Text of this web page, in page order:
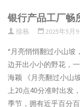
链
析
入
门
银行产品工厂
徐栋 2025年5月
“月亮悄悄翻过小山坡
边开出小小的野花，
海颖 《月亮翻过小山
上20点40分准时出发
季节，拥有近乎百分